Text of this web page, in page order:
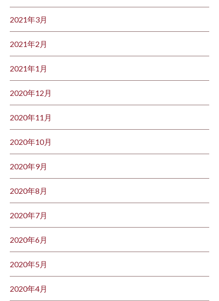
2021年3月
2021年2月
2021年1月
2020年12月
2020年11月
2020年10月
2020年9月
2020年8月
2020年7月
2020年6月
2020年5月
2020年4月